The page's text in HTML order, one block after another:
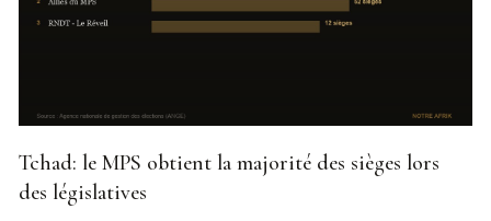
Tchad: le MPS obtient la majorité des sièges lors
des législatives